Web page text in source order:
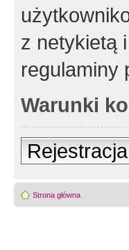
z netykietą
regulaminy
Warunki
Rejestracja
Strona główna